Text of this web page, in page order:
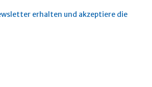
erhalten und akzeptiere die